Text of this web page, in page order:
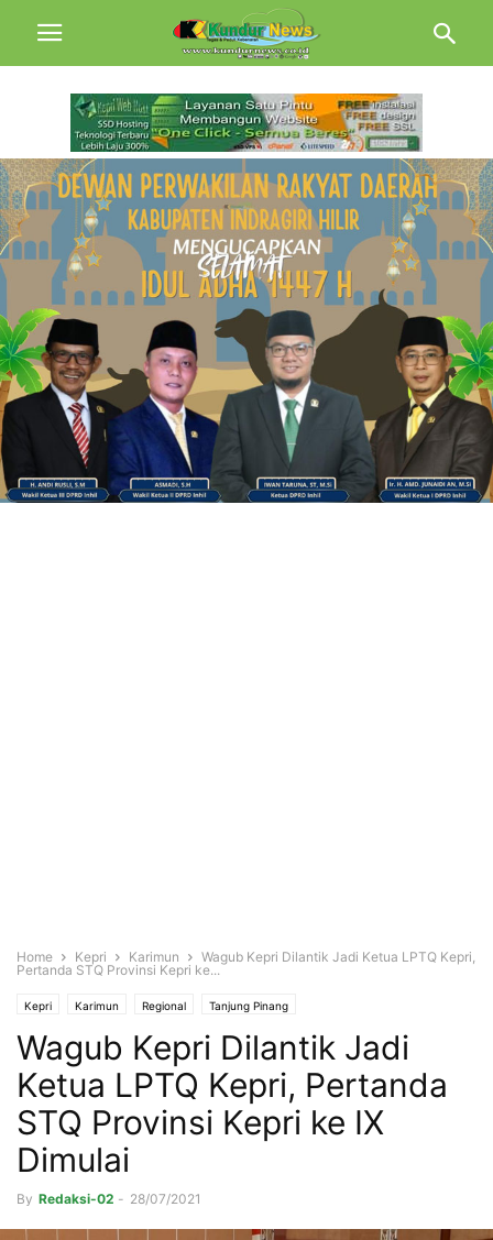
Home Kepri Karimun
Wagub Kepri Dilantik Jadi Ketua LPTQ Kepri,
Pertanda STQ Provinsi Kepri ke...
Kepri Karimun Regional Tanjung Pinang
Wagub Kepri Dilantik Jadi
Ketua LPTQ Kepri, Pertanda
STQ Provinsi Kepri ke IX
Dimulai
By Redaksi-02 - 28/07/2021